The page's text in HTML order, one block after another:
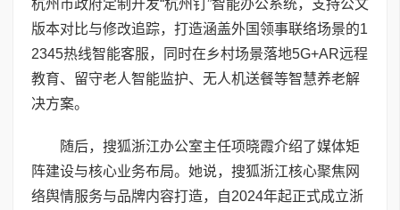
杭州市政府定制开发“杭州钉”智能办公系统，支持公文
版本对比与修改追踪，打造涵盖外国领事联络场景的1
2345热线智能客服，同时在乡村场景落地5G+AR远程
教育、留守老人智能监护、无人机送餐等智慧养老解
决方案。
随后，搜狐浙江办公室主任项晓霞介绍了媒体矩
阵建设与核心业务布局。她说，搜狐浙江核心聚焦网
络舆情服务与品牌内容打造，自2024年起正式成立浙